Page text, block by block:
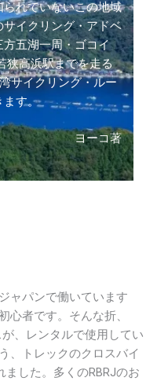
れていないこの地域
イクリング・アドベ
五湖一周・ゴコイ
狭高浜駅までを走る
サイクリング・ルー
ます。
ヨーコ著
ャパンで働いています
心者です。そんな折、
、レンタルで使用してい
、トレックのクロスバイ
ました。多くのRBRJのお